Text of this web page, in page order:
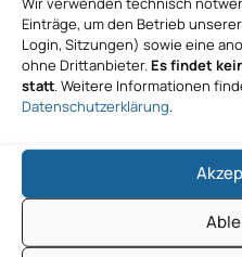
Einträge, um den Betrieb
Login, Sitzungen) sowie eine
ohne Drittanbieter. Es findet
statt. Weitere Informationen
Datenschutzerklärung.
Nächster
Beitrag
WEITER
GitHub